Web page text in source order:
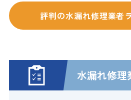
評判の水漏れ修理業者
水漏れ修理